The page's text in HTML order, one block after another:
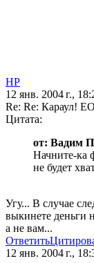
HP
12 янв. 2004 г.,
Re: Re: Караул!
Цитата:
от: Вадим
Начните-ка
не будет
Угу... В случае
выкинете деньги
а не вам...
Ответить
12 янв. 2004 г.,